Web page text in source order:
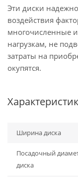
Эти диски
воздействия
многочисленные
нагрузкам, не
затраты на
окупятся.
Ширина диска
Посадочный
диска